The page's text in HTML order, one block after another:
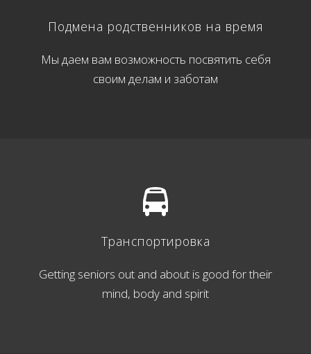
Подмена родственников на время
Мы даем вам возможность посвятить себя
своим делам и заботам
Транспортировка
Getting seniors out and about is good for their
mind, body and spirit